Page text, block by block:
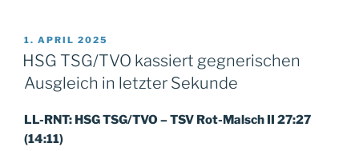
VERÖFFENTLICHT
AM
1. APRIL 2025
HSG TSG/TVO kassiert gegnerischen
Ausgleich in letzter Sekunde
LL-RNT: HSG TSG/TVO – TSV Rot-Malsch II 27:27
(14:11)